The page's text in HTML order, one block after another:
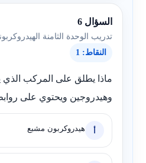
السؤال 6
تدريب الوحدة الثامنة
النقاط: 1
ماذا يطلق على المركب
وهيدروجين ويحتوي على روابط
أ هيدروكربون مشبع